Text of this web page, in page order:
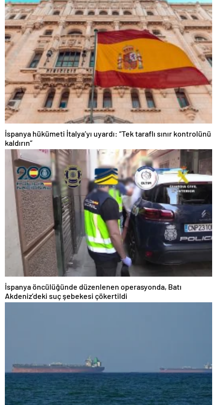
İspanya hükümeti İtalya’yı uyardı: “Tek taraflı sınır kontrolünü
kaldırın”
İspanya öncülüğünde düzenlenen operasyonda, Batı
Akdeniz’deki suç şebekesi çökertildi